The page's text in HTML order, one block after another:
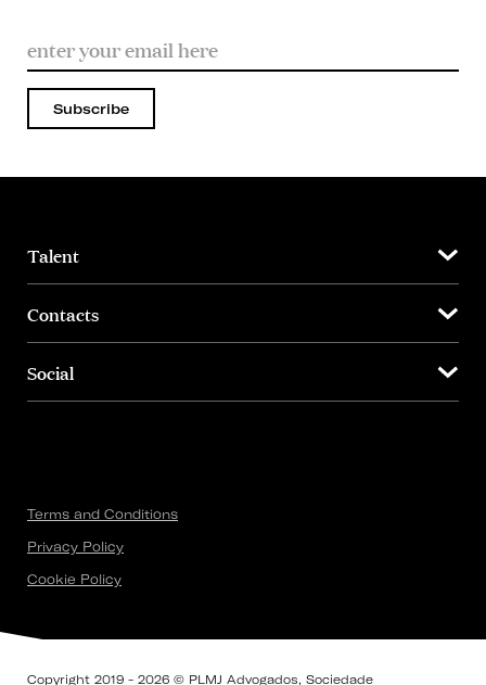
Subscribe
Talent
Contacts
Social
Terms and Conditions
Privacy Policy
Cookie Policy
Copyright 2019 - 2026 © PLMJ Advogados, Sociedade